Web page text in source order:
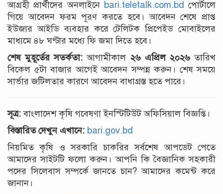
আগ্রহী প্রার্থীদের অনলাইনে bari.teletalk.com.bd পোর্টালে
গিয়ে আবেদন ফরম পূরণ করতে হবে। আবেদন শেষে প্রাপ্ত
ইউজার আইডি ব্যবহার করে টেলিটক প্রিপেইড মোবাইলের
মাধ্যমে ৪৮ ঘণ্টার মধ্যে ফি জমা দিতে হবে।
শেষ মুহূর্তের সতর্কতা: আগামীকাল ২৬ এপ্রিল ২০২৬তারিখ
বিকেল ৫টা বাজার আগেই আবেদন সম্পন্ন করুন। শেষ সময়ে
সার্ভার জটিলতার কারণে আবেদন বাধাগ্রস্ত হতে পারে।
সূত্র:বাংলাদেশ কৃষি গবেষণা ইনস্টিটিউট অফিসিয়াল বিজ্ঞপ্তি।
বিস্তারিত দেখুন এখানে: bari.gov.bd
নিয়মিত কৃষি ও সরকারি চাকরির সর্বশেষ আপডেট পেতে
আমাদের সাইটটি ফলো করুন। আপনি কি বৈজ্ঞানিক সহকারী
পদের সিলেবাস সম্পর্কে জানতে চান? আমাদের কমেন্ট করে
জানান।